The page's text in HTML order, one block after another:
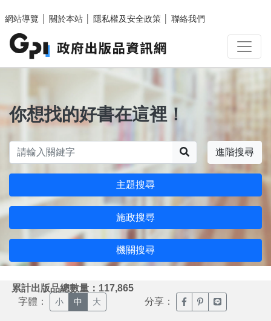
網站導覽
關於本站 隱私權及安全政策 聯絡我們
你想找的好書在這裡！
進階搜尋
主題搜尋
施政搜尋
機關搜尋
累計出版品總數量：117,865
字體： 小 中 大 分享： 臉書分享(另開新視窗)
噗浪分享(另開新
Line分享(另